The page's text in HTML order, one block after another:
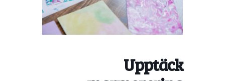
Upptäck